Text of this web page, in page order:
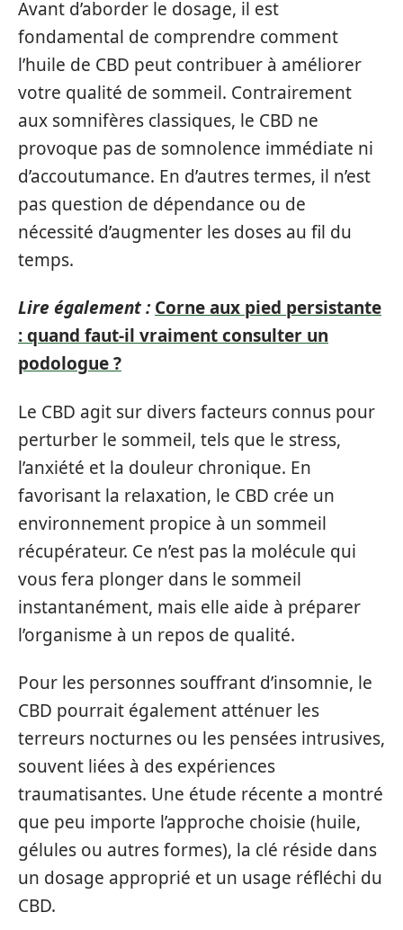
Avant d’aborder le dosage, il est
fondamental de comprendre comment
l’huile de CBD peut contribuer à améliorer
votre qualité de sommeil. Contrairement
aux somnifères classiques, le CBD ne
provoque pas de somnolence immédiate ni
d’accoutumance. En d’autres termes, il n’est
pas question de dépendance ou de
nécessité d’augmenter les doses au fil du
temps.
Lire également : Corne aux pied persistante
: quand faut-il vraiment consulter un
podologue ?
Le CBD agit sur divers facteurs connus pour
perturber le sommeil, tels que le stress,
l’anxiété et la douleur chronique. En
favorisant la relaxation, le CBD crée un
environnement propice à un sommeil
récupérateur. Ce n’est pas la molécule qui
vous fera plonger dans le sommeil
instantanément, mais elle aide à préparer
l’organisme à un repos de qualité.
Pour les personnes souffrant d’insomnie, le
CBD pourrait également atténuer les
terreurs nocturnes ou les pensées intrusives,
souvent liées à des expériences
traumatisantes. Une étude récente a montré
que peu importe l’approche choisie (huile,
gélules ou autres formes), la clé réside dans
un dosage approprié et un usage réfléchi du
CBD.